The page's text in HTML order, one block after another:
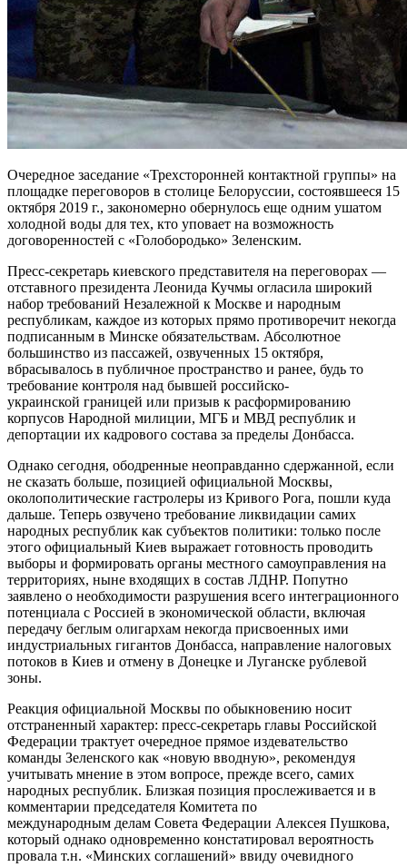
Очередное заседание «Трехсторонней контактной группы» на
площадке переговоров в столице Белоруссии, состоявшееся 15
октября 2019 г., закономерно обернулось еще одним ушатом
холодной воды для тех, кто уповает на возможность
договоренностей с «Голобородько» Зеленским.
Пресс-секретарь киевского представителя на переговорах —
отставного президента Леонида Кучмы огласила широкий
набор требований Незалежной к Москве и народным
республикам, каждое из которых прямо противоречит некогда
подписанным в Минске обязательствам. Абсолютное
большинство из пассажей, озвученных 15 октября,
вбрасывалось в публичное пространство и ранее, будь то
требование контроля над бывшей российско-
украинской границей или призыв к расформированию
корпусов Народной милиции, МГБ и МВД республик и
депортации их кадрового состава за пределы Донбасса.
Однако сегодня, ободренные неоправданно сдержанной, если
не сказать больше, позицией официальной Москвы,
околополитические гастролеры из Кривого Рога, пошли куда
дальше. Теперь озвучено требование ликвидации самих
народных республик как субъектов политики: только после
этого официальный Киев выражает готовность проводить
выборы и формировать органы местного самоуправления на
территориях, ныне входящих в состав ЛДНР. Попутно
заявлено о необходимости разрушения всего интеграционного
потенциала с Россией в экономической области, включая
передачу беглым олигархам некогда присвоенных ими
индустриальных гигантов Донбасса, направление налоговых
потоков в Киев и отмену в Донецке и Луганске рублевой
зоны.
Реакция официальной Москвы по обыкновению носит
отстраненный характер: пресс-секретарь главы Российской
Федерации трактует очередное прямое издевательство
команды Зеленского как «новую вводную», рекомендуя
учитывать мнение в этом вопросе, прежде всего, самих
народных республик. Близкая позиция прослеживается и в
комментарии председателя Комитета по
международным делам Совета Федерации Алексея Пушкова,
который однако одновременно констатировал вероятность
провала т.н. «Минских соглашений» ввиду очевидного